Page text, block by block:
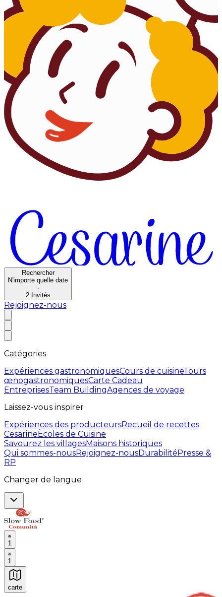
Rechercher
N'importe quelle date
·
2 Invités
Rejoignez-nous
Catégories
Expériences gastronomiquesCours de cuisineTours
œnogastronomiquesCarte Cadeau
EntreprisesTeam BuildingAgences de voyage
Laissez-vous inspirer
Expériences des producteursRecueil de recettes
CesarineÈcoles de Cuisine
Savourez les villagesMaisons historiques
Qui sommes-nousRejoignez-nousDurabilitéPresse &
RP
Changer de langue
1
1
carte